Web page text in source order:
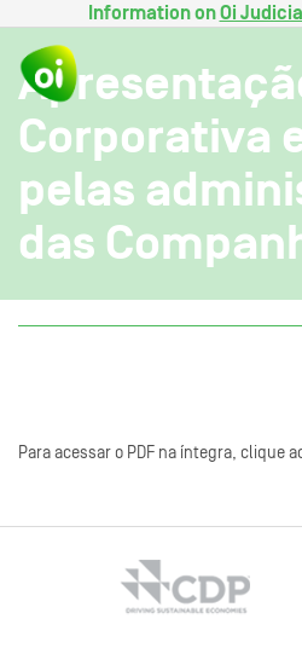
Information onOi
Corporativa
pelas
das
Para acessar o PDF na íntegra, clique